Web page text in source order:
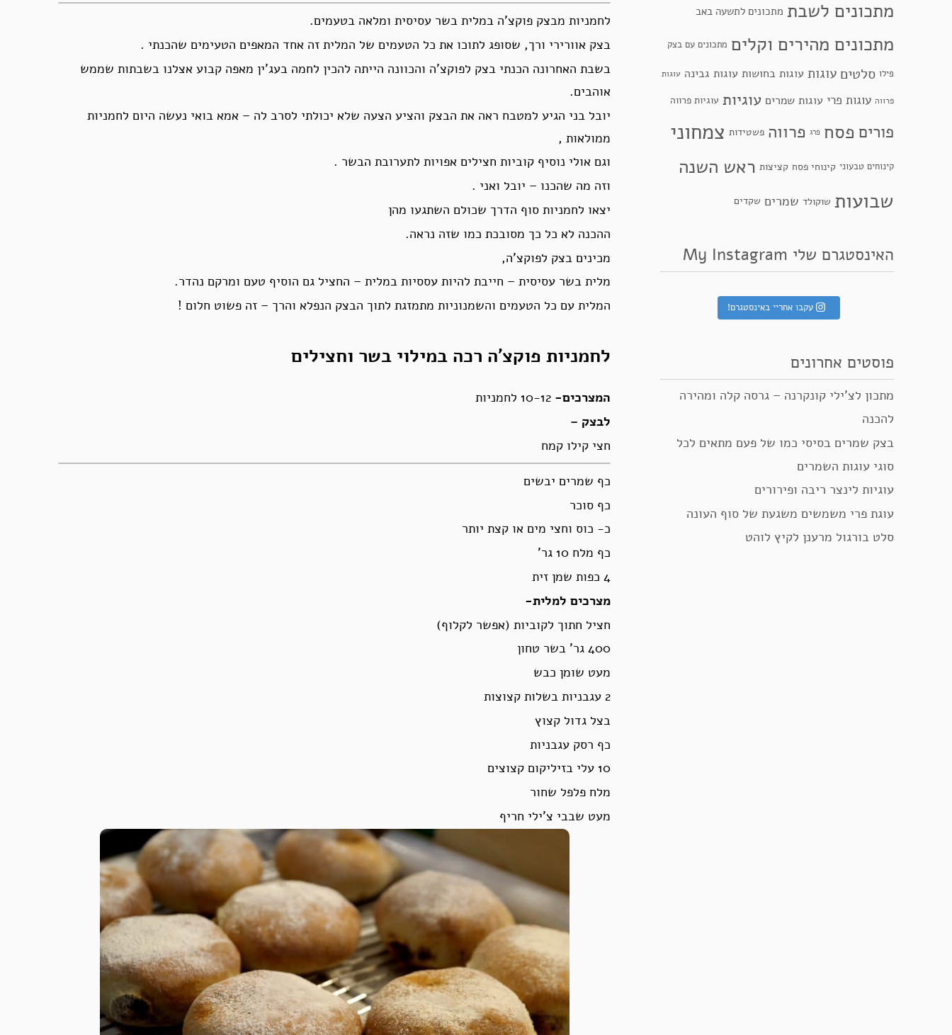
לחמניות מבצק פוקצ’ה במלית בשר עסיסית ומלאה בטעמים.
בצק אוורירי ורך, שסופג לתוכו את כל הטעמים של המלית זה אחד המאפים הטעימים שהכנתי .
בשבת האחרונה הכנתי בצק לפוקצ’ה והכוונה הייתה להכין לחמה בעג’ין מאפה קבוע אצלנו בשבתות שממש
אוהבים.
יובל בני הגיע למטבח ראה את הבצק והציע הצעה שלא יכולתי לסרב לה – אמא בואי נעשה היום לחמניות
ממולאות ,
וגם אולי נוסיף קוביות חצילים אפויות לתערובת הבשר .
וזה מה שהכנו – יובל ואני .
יצאו לחמניות סוף הדרך שכולם השתגעו מהן
ההכנה לא כל כך מסובכת כמו שזה נראה.
מכינים בצק לפוקצ’ה,
מלית בשר עסיסית – חייבת להיות עססיות במלית – החציל גם הוסיף טעם ומרקם נהדר.
המלית עם כל הטעמים והשמנוניות מתמזגת לתוך הבצק הנפלא והרך – זה פשוט חלום !
לחמניות פוקצ’ה רכה במילוי בשר וחצילים
המצרכים-
לבצק –
חצי קילו קמח
כף שמרים יבשים
כף סוכר
כ- כוס וחצי מים או קצת יותר
כף מלח 10 גר’
4 כפות שמן זית
מצרכים למלית-
חציל חתוך לקוביות (אפשר לקלוף)
400 גר’ בשר טחון
מעט שומן כבש
2 עגבניות בשלות קצוצות
בצל גדול קצוץ
כף רסק עגבניות
10 עלי בזיליקום קצוצים
מלח פלפל שחור
מעט שבבי צ’ילי חריף
מתכונים לשבת מתכונים לתשעה באב
מתכונים מהירים וקלים מתכונים עם בצק
פילו סלטים עוגות עוגות בחושות עוגות גבינה עוגות
פרווה עוגות פרי עוגות שמרים עוגיות עוגיות פרווה
פורים פסח פרג פרווה פשטידות צמחוני
קינוחים טבעוני קינוחי פסח קציצות ראש השנה
שבועות שוקולד שמרים שקדים
האינסטגרם שלי My Instagram
עקבו אחריי באינסטגרם!
פוסטים אחרונים
מתכון לצ’ילי קונקרנה – גרסה קלה ומהירה
להכנה
בצק שמרים בסיסי כמו של פעם מתאים לכל
סוגי עוגות השמרים
עוגיות לינצר ריבה ופירורים
עוגת פרי משמשים משגעת של סוף העונה
סלט בורגול מרענן לקיץ לוהט